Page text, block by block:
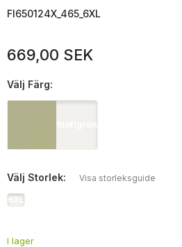
FI650124X_465_6XL
669,00 SEK
Välj Färg:
Stoftgrön
Välj Storlek: Visa storleksguide
6XL
I lager